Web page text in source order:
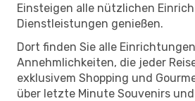
Einsteigen alle nützlichen
Dienstleistungen genießen.
Dort finden Sie alle
Annehmlichkeiten, die jeder
exklusivem Shopping und
über letzte Minute Souvenirs